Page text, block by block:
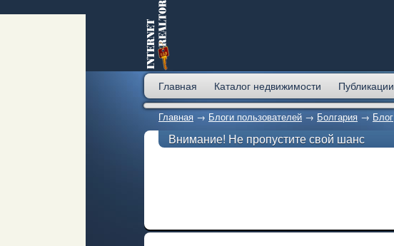
Главная Каталог недвижимости Публикации
Главная → Блоги пользователей → Болгария → Блог
Внимание! Не пропустите свой шанс